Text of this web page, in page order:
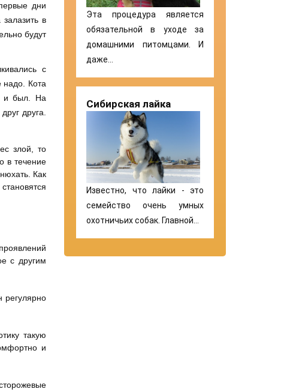
дни
в
будут
с
надо. Кота
и был. На
друга.
злой, то
в течение
Как
с другим
регулярно
такую
и
Эта процедура является
обязательной в уходе за
домашними питомцами. И
даже…
Сибирская лайка
Известно, что лайки - это
семейство очень умных
охотничьих собак. Главной…